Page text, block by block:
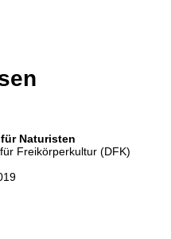
Naturisten
Freikörperkultur (DFK)